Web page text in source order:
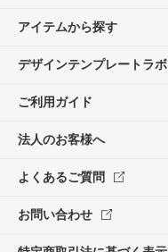
アイテムから探す
デザインテンプレートラボ
ご利用ガイド
法人のお客様へ
よくあるご質問
お問い合わせ